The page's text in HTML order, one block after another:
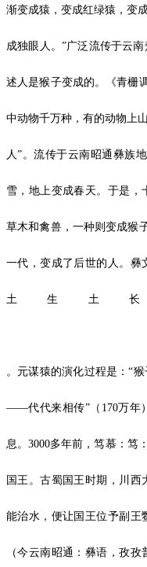
渐变成猿，变成红绿猿，变
成独眼人。”广泛流传于云
述人是猴子变成的。《青栅
中动物千万种，有的动物上
人”。流传于云南昭通彝族
雪，地上变成春天。于是，
草木和禽兽，一种则变成猴
一代，变成了后世的人。彝
土生土
。元谋猿的演化过程是：
——代代来相传”（170万年
息。3000多年前，笃慕：笃
国王。古蜀国王时期，川西
能治水，便让国王位予副王
（今云南昭通：彝语，孜